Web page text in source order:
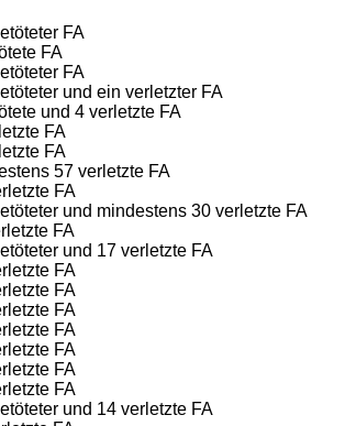
FA
FA
FA
und ein verletzter FA
und 4 verletzte FA
FA
FA
57 verletzte FA
FA
und mindestens 30 verletzte FA
FA
und 17 verletzte FA
FA
FA
FA
FA
FA
FA
FA
und 14 verletzte FA